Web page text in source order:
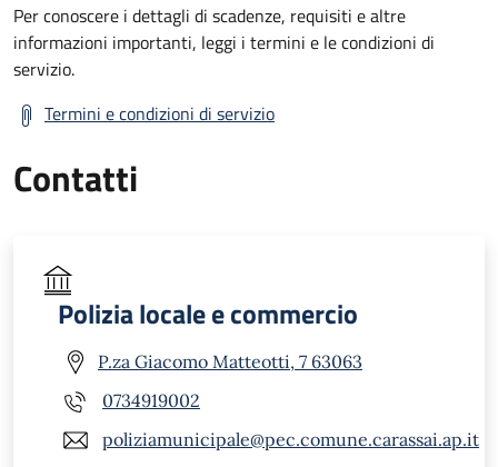
Per conoscere i dettagli di scadenze, requisiti e altre
informazioni importanti, leggi i termini e le condizioni di
servizio.
Termini e condizioni di servizio
Contatti
Polizia locale e commercio
P.za Giacomo Matteotti, 7 63063
0734919002
poliziamunicipale@pec.comune.carassai.ap.it